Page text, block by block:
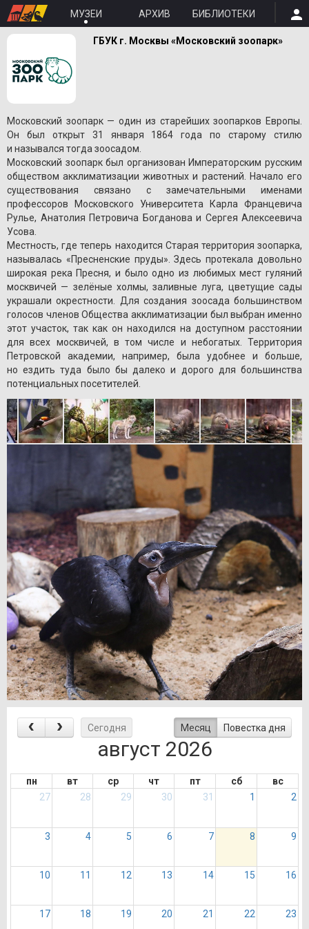
МУЗЕИ АРХИВ БИБЛИОТЕКИ
ГБУК г. Москвы «Московский зоопарк»
Московский зоопарк — один из старейших зоопарков Европы.
Он был открыт 31 января 1864 года по старому стилю
и назывался тогда зоосадом.
Московский зоопарк был организован Императорским русским
обществом акклиматизации животных и растений. Начало его
существования связано с замечательными именами
профессоров Московского Университета Карла Францевича
Рулье, Анатолия Петровича Богданова и Сергея Алексеевича
Усова.
Местность, где теперь находится Старая территория зоопарка,
называлась «Пресненские пруды». Здесь протекала довольно
широкая река Пресня, и было одно из любимых мест гуляний
москвичей — зелёные холмы, заливные луга, цветущие сады
украшали окрестности. Для создания зоосада большинством
голосов членов Общества акклиматизации был выбран именно
этот участок, так как он находился на доступном расстоянии
для всех москвичей, в том числе и небогатых. Территория
Петровской академии, например, была удобнее и больше,
но ездить туда было бы далеко и дорого для большинства
потенциальных посетителей.
Сегодня Месяц Повестка дня
август 2026
пн вт ср чт пт сб
вс
27
28 29 30 31 1 2
3 4 5 6 7 8 9
10 11 12 13 14 15 16
17 18 19 20 21 22 23